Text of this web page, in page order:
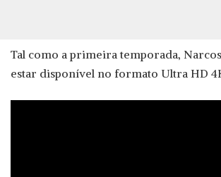
Tal como a primeira temporada,
estar disponível no formato Ultra HD